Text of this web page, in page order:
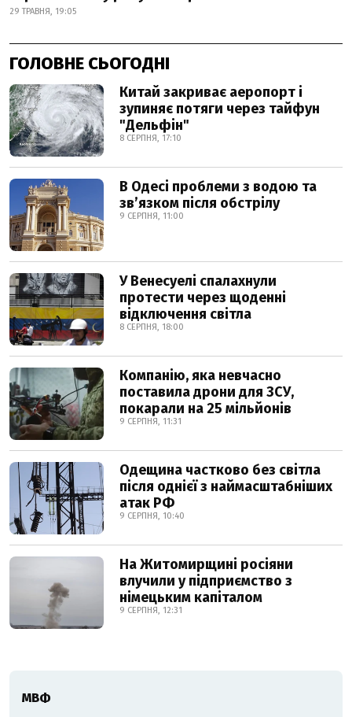
29 ТРАВНЯ, 19:05
ГОЛОВНЕ СЬОГОДНІ
Китай закриває аеропорт і
зупиняє потяги через тайфун
"Дельфін"
8 СЕРПНЯ, 17:10
В Одесі проблеми з водою та
звʼязком після обстрілу
9 СЕРПНЯ, 11:00
У Венесуелі спалахнули
протести через щоденні
відключення світла
8 СЕРПНЯ, 18:00
Компанію, яка невчасно
поставила дрони для ЗСУ,
покарали на 25 мільйонів
9 СЕРПНЯ, 11:31
Одещина частково без світла
після однієї з наймасштабніших
атак РФ
9 СЕРПНЯ, 10:40
На Житомирщині росіяни
влучили у підприємство з
німецьким капіталом
9 СЕРПНЯ, 12:31
МВФ